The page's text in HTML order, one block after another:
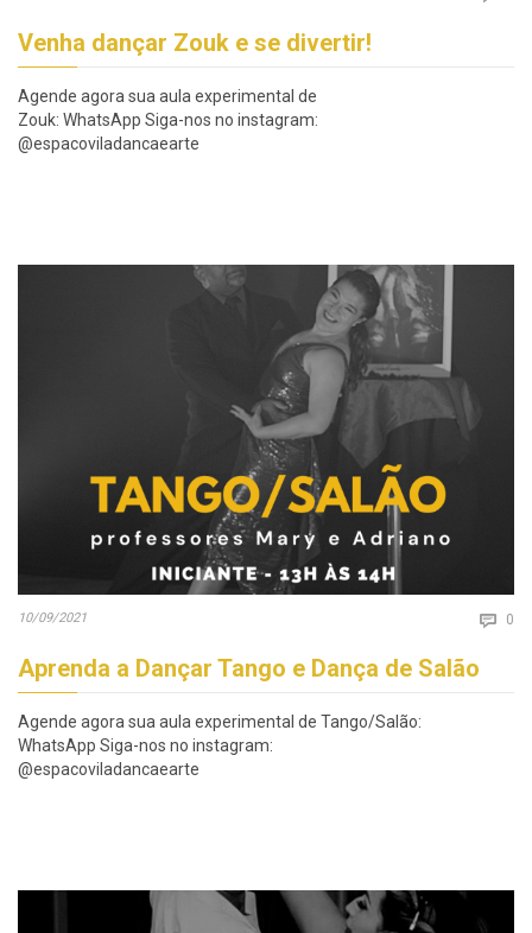
Venha dançar Zouk e se divertir!
Agende agora sua aula experimental de
Zouk: WhatsApp Siga-nos no instagram:
@espacoviladancaearte
10/09/2021  0
Aprenda a Dançar Tango e Dança de Salão
Agende agora sua aula experimental de Tango/Salão:
WhatsApp Siga-nos no instagram:
@espacoviladancaearte